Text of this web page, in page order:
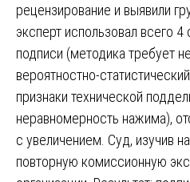
рецензирование и выявили
эксперт использовал всего
подписи (методика требует
вероятностно-
признаки технической
неравномерность нажима),
с увеличением. Суд, изучив
повторную комиссионную